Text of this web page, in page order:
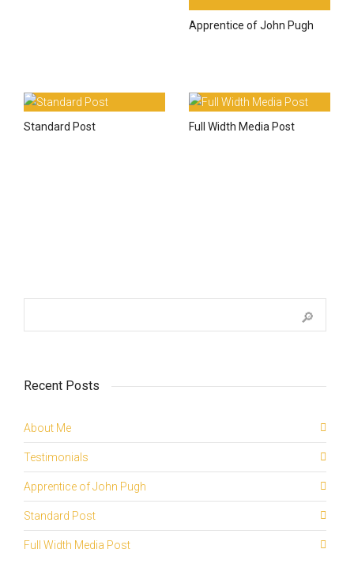
Apprentice of John Pugh
Standard Post Full Width Media Post
Recent Posts
About Me
Testimonials
Apprentice of John Pugh
Standard Post
Full Width Media Post